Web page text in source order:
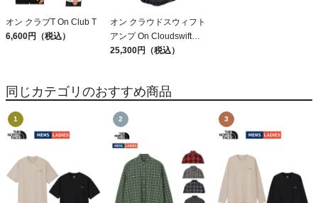
オン クラブT On Club T
6,600円（税込）
オン クラウドスウィフト
アンプ On Cloudswift
Amp
25,300円（税込）
同じカテゴリのおすすめ商品